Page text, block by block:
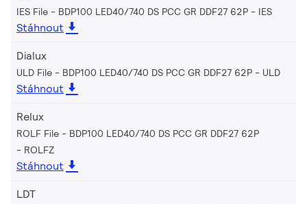
IES File - BDP100 LED40/740 DS PCC GR DDF27 62P IES
Stáhnout
Dialux
ULD File - BDP100 LED40/740 DS PCC GR DDF27 62P ULD
Stáhnout
Relux
ROLF File - BDP100 LED40/740 DS PCC GR DDF27 62P
ROLFZ
Stáhnout
LDT